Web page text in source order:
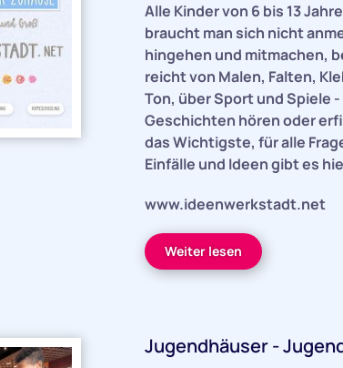
Alle Kinder von 6 bis 13
braucht man sich nicht
hingehen und mitmachen,
reicht von Malen, Falten,
Ton, über Sport und Spiele
Geschichten hören oder
das Wichtigste, für alle
Einfälle und Ideen gibt es
www.ideenwerkstadt.net
Weiter lesen
Jugendhäuser -